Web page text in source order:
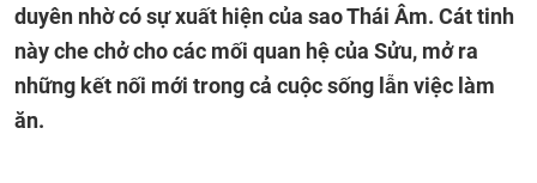
duyên nhờ có sự xuất hiện của sao Thái Âm. Cát tinh
này che chở cho các mối quan hệ của Sửu, mở ra
những kết nối mới trong cả cuộc sống lẫn việc làm
ăn.